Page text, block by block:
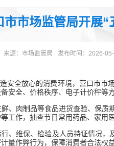
市市场监管局开展
来源： 市场监管局 发布时间：2026-
安全放心的消费环境，营口市
安全、价格秩序、电子计价秤等
肉制品等食品进货查验、保质
工作，抽查节日常用药品、家用
维保、检验及人员持证情况，
量作弊行为，保障消费者合法权益